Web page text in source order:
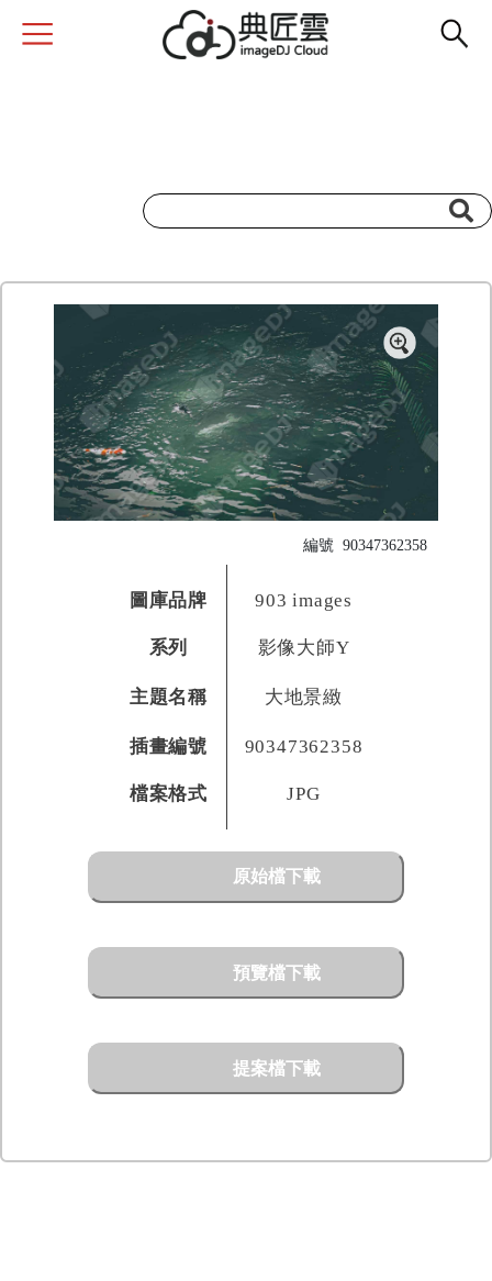
編號 90347362358
圖庫品牌 903 images
系列 影像大師Y
主題名稱 大地景緻
插畫編號 90347362358
檔案格式 JPG
原始檔下載
預覽檔下載
提案檔下載